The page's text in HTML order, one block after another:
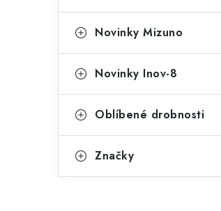
Novinky Mizuno
Novinky Inov-8
Oblíbené drobnosti
Značky